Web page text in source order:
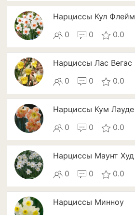
Патиссоны
Пекинская и китайская
капуста
Перец
Подсолнечник
Редис
Редька
Репа
Салат
Сельдерей
Нарциссы Кул Флейм
0 0 0.0
Нарциссы Лас Вегас
0 0 0.0
Нарциссы Кум Лауде
0 0 0.0
Нарциссы Маунт Худ
0 0 0.0
Нарциссы Минноу